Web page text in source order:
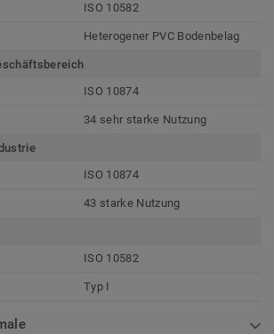
ISO 10582
Heterogener PVC Bodenbelag
ISO 10874
34 sehr starke Nutzung
ISO 10874
43 starke Nutzung
ISO 10582
Typ I